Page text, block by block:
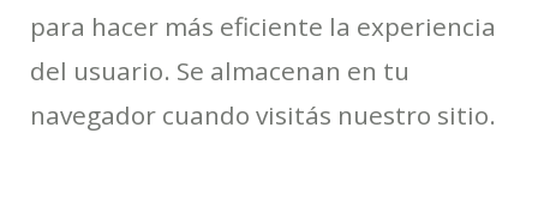
para hacer más eficiente la experiencia
del usuario. Se almacenan en tu
navegador cuando visitás nuestro sitio.